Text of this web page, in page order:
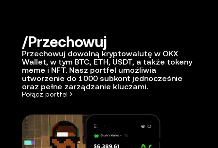
Przechowuj
Przechowuj dowolną kryptowalutę w OKX
Wallet, w tym BTC, ETH, USDT, a także tokeny
meme i NFT. Nasz portfel umożliwia
utworzenie do 1000 subkont jednocześnie
oraz pełne zarządzanie kluczami.
Połącz portfel